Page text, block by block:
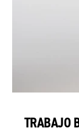
TRABAJO